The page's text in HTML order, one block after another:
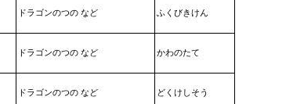
ドラゴンのつの など ふくびきけん
ドラゴンのつの など かわのたて
ドラゴンのつの など どくけしそう